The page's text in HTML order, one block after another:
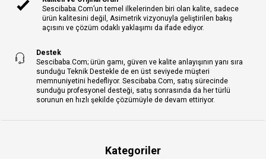
Sescibaba.Com’un temel ilkelerinden biri olan kalite, sadece
ürün kalitesini değil, Asimetrik vizyonuyla geliştirilen bakış
açısını ve çözüm odaklı yaklaşımı da ifade ediyor.
Destek
Sescibaba.Com; ürün gamı, güven ve kalite anlayışının yanı sıra
sunduğu Teknik Destekle de en üst seviyede müşteri
memnuniyetini hedefliyor. Sescibaba.Com, satış sürecinde
sunduğu profesyonel desteği, satış sonrasında da her türlü
sorunun en hızlı şekilde çözümüyle de devam ettiriyor.
Kategoriler